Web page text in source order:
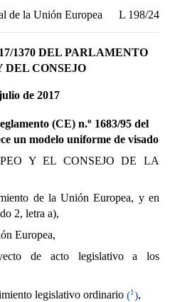
de la Unión Europea L 198/24
1370 DEL PARLAMENTO
DEL CONSEJO
de 2017
(CE) n.o 1683/95 del
un modelo uniforme de visado
Y EL CONSEJO DE LA
de la Unión Europea, y en
2, letra a),
Europea,
de acto legislativo a los
legislativo ordinario (1),